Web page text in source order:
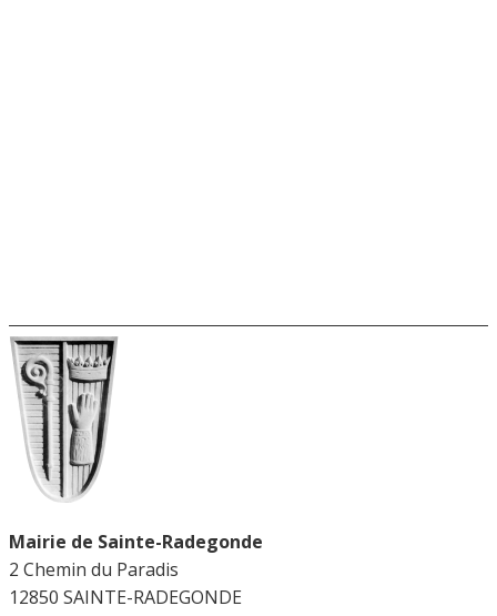
Mairie de Sainte-Radegonde
2 Chemin du Paradis
12850 SAINTE-RADEGONDE